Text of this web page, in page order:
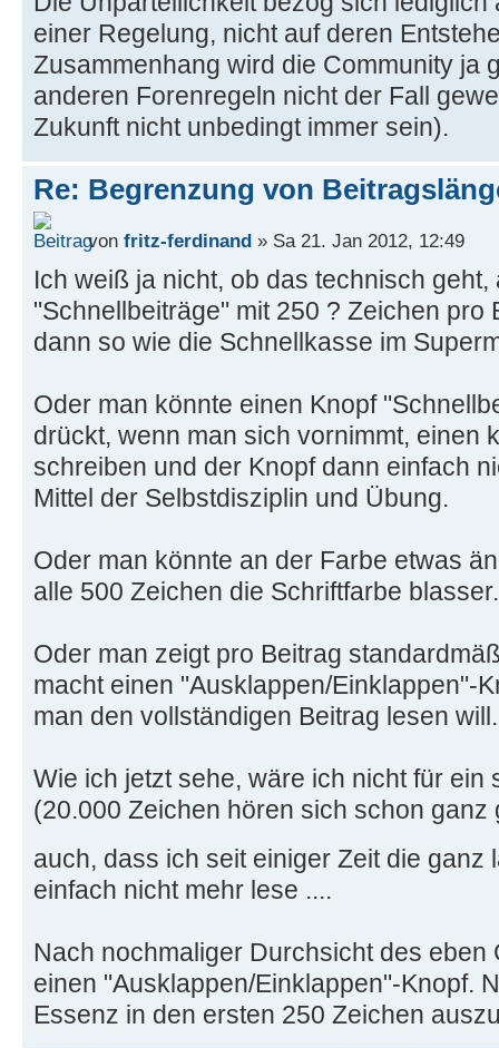
einer Regelung, nicht auf deren
Zusammenhang wird die Community ja
anderen Forenregeln nicht der Fall
Zukunft nicht unbedingt immer sein).
Re: Begrenzung von
von fritz-ferdinand » Sa 21. Jan 2012, 12:49
Ich weiß ja nicht, ob das technisch
"Schnellbeiträge" mit 250 ? Zeichen pro
dann so wie die Schnellkasse im
Oder man könnte einen Knopf
drückt, wenn man sich vornimmt, einen
schreiben und der Knopf dann einfach
Mittel der Selbstdisziplin und Übung.
Oder man könnte an der Farbe etwas
alle 500 Zeichen die Schriftfarbe blasser.
Oder man zeigt pro Beitrag
macht einen "Ausklappen/Einklappen"-
man den vollständigen Beitrag lesen will.
Wie ich jetzt sehe, wäre ich nicht für ein
(20.000 Zeichen hören sich schon ganz
auch, dass ich seit einiger Zeit die ganz
einfach nicht mehr lese ....
Nach nochmaliger Durchsicht des
einen "Ausklappen/Einklappen"-Knopf.
Essenz in den ersten 250 Zeichen